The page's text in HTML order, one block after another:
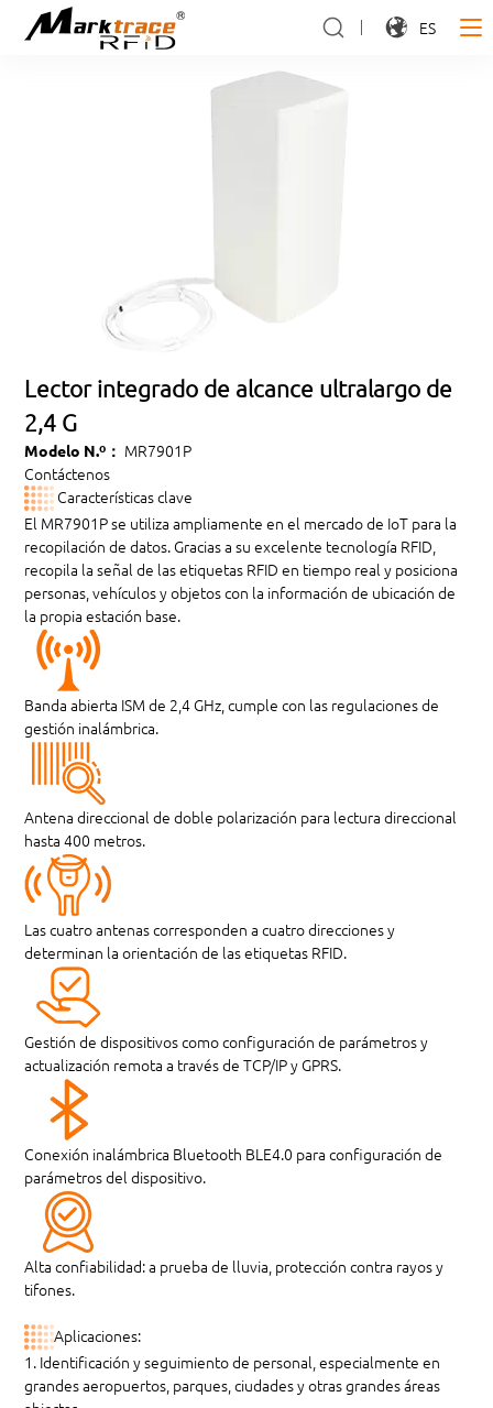
ES
Lector integrado de alcance ultralargo de
2,4 G
Modelo N.º： MR7901P
Contáctenos
Características clave
El MR7901P se utiliza ampliamente en el mercado de IoT para la
recopilación de datos. Gracias a su excelente tecnología RFID,
recopila la señal de las etiquetas RFID en tiempo real y posiciona
personas, vehículos y objetos con la información de ubicación de
la propia estación base.
Banda abierta ISM de 2,4 GHz, cumple con las regulaciones de
gestión inalámbrica.
Antena direccional de doble polarización para lectura direccional
hasta 400 metros.
Las cuatro antenas corresponden a cuatro direcciones y
determinan la orientación de las etiquetas RFID.
Gestión de dispositivos como configuración de parámetros y
actualización remota a través de TCP/IP y GPRS.
Conexión inalámbrica Bluetooth BLE4.0 para configuración de
parámetros del dispositivo.
Alta confiabilidad: a prueba de lluvia, protección contra rayos y
tifones.
Aplicaciones:
1. Identificación y seguimiento de personal, especialmente en
grandes aeropuertos, parques, ciudades y otras grandes áreas